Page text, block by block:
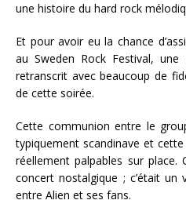
une histoire du hard rock
Et pour avoir eu la chance
au Sweden Rock Festival,
retranscrit avec beaucoup de
de cette soirée.
Cette communion entre le
typiquement scandinave et
réellement palpables sur place.
concert nostalgique ; c’était
entre Alien et ses fans.